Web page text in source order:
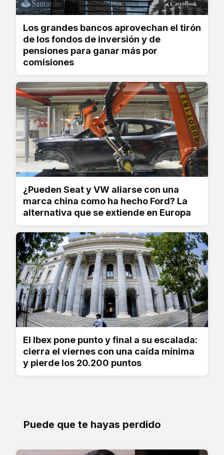
Los grandes bancos aprovechan el tirón
de los fondos de inversión y de
pensiones para ganar más por
comisiones
¿Pueden Seat y VW aliarse con una
marca china como ha hecho Ford? La
alternativa que se extiende en Europa
El Ibex pone punto y final a su escalada:
cierra el viernes con una caída mínima
y pierde los 20.200 puntos
Puede que te hayas perdido